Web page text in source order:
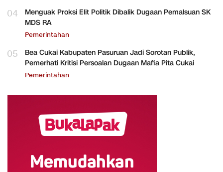
04
Menguak Proksi Elit Politik Dibalik Dugaan Pemalsuan SK
MDS RA
Pemerintahan
05
Bea Cukai Kabupaten Pasuruan Jadi Sorotan Publik,
Pemerhati Kritisi Persoalan Dugaan Mafia Pita Cukai
Pemerintahan